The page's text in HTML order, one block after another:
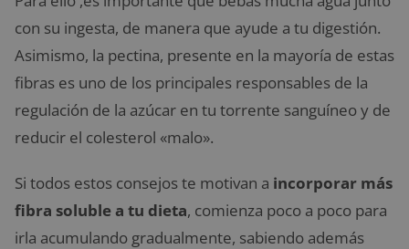
con su ingesta, de manera que ayude a tu digestión.
Asimismo, la pectina, presente en la mayoría de estas
fibras es uno de los principales responsables de la
regulación de la azúcar en tu torrente sanguíneo y de
reducir el colesterol «malo».
Si todos estos consejos te motivan a incorporar más
fibra soluble a tu dieta, comienza poco a poco para
irla acumulando gradualmente, sabiendo además